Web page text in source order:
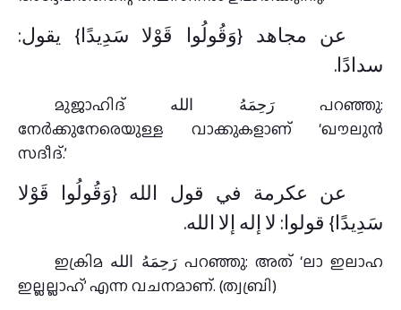
عن مجاهد {وَقُولُوا قَوْلا سَدِيدًا} يقول:
سدادًا.
മുജാഹിദ് رَحِمَهُ الله പറഞ്ഞു:
നേർക്കുനേരെയുള്ള വാക്കുകളാണ് ‘ഖൗലുൻ
സദീദ്.’
عن عكرمة في قول الله {وَقُولُوا قَوْلا
سَدِيدًا} قولوا: لا إله إلا الله.
ഇക്രിമ رَحِمَهُ الله പറഞ്ഞു: അത് ‘ലാ ഇലാഹ
ഇല്ലല്ലാഹ്’ എന്ന വചനമാണ്. (ത്വബ്രി)